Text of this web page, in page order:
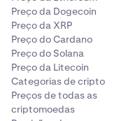
suacarteira de
carteira Unificada
•
Para voltar às
primeiro fechar
Derivativos.
movido de volta
Para saber mais sobre a
diferentes ativos, visite
Observações:
— Os parâmetros podem
Preço da Dogecoin
Preço da XRP
Preço do Cardano
Preço do Solana
Preço da Litecoin
Categorias de cripto
Preços de todas as
criptomoedas